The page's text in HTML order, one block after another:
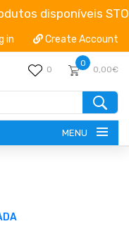
disponíveis
in Create Account
0
0
0,00€
MENU